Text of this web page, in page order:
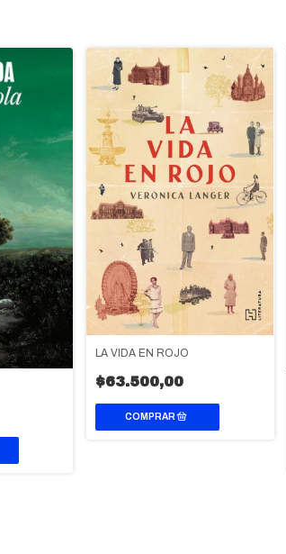
LA VIDA EN ROJO
$63.500,00